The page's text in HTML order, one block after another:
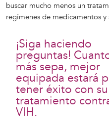
buscar mucho menos un
regímenes de medicamentos
¡Siga haciendo
preguntas!
más sepa, mejor
equipada estará
tener éxito con su
tratamiento
VIH.